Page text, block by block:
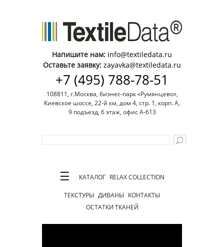
Напишите нам: info@textiledata.ru
Оставьте заявку: zayavka@textiledata.ru
+7 (495) 788-78-51
108811, г.Москва, бизнес-парк «Румянцево»,
Киевское шоссе, 22-й км, дом 4, стр. 1, корп. А,
9 подъезд, 6 этаж, офис А-613
☰ КАТАЛОГ RELAX COLLECTION
ТЕКСТУРЫ ДИВАНЫ КОНТАКТЫ
ОСТАТКИ ТКАНЕЙ